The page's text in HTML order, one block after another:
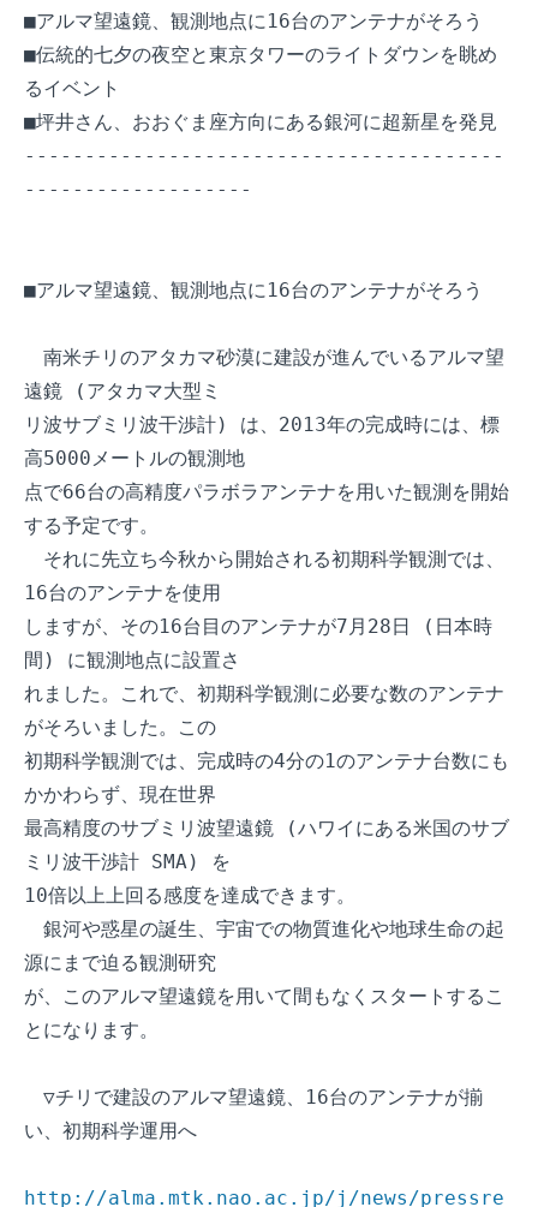
■アルマ望遠鏡、観測地点に16台のアンテナがそろう
■伝統的七夕の夜空と東京タワーのライトダウンを眺め
るイベント
■坪井さん、おおぐま座方向にある銀河に超新星を発見
----------------------------------------
-------------------
■アルマ望遠鏡、観測地点に16台のアンテナがそろう
南米チリのアタカマ砂漠に建設が進んでいるアルマ望
遠鏡 (アタカマ大型ミ
リ波サブミリ波干渉計) は、2013年の完成時には、標
高5000メートルの観測地
点で66台の高精度パラボラアンテナを用いた観測を開始
する予定です。
それに先立ち今秋から開始される初期科学観測では、
16台のアンテナを使用
しますが、その16台目のアンテナが7月28日 (日本時
間) に観測地点に設置さ
れました。これで、初期科学観測に必要な数のアンテナ
がそろいました。この
初期科学観測では、完成時の4分の1のアンテナ台数にも
かかわらず、現在世界
最高精度のサブミリ波望遠鏡 (ハワイにある米国のサブ
ミリ波干渉計 SMA) を
10倍以上上回る感度を達成できます。
銀河や惑星の誕生、宇宙での物質進化や地球生命の起
源にまで迫る観測研究
が、このアルマ望遠鏡を用いて間もなくスタートするこ
とになります。
▽チリで建設のアルマ望遠鏡、16台のアンテナが揃
い、初期科学運用へ
http://alma.mtk.nao.ac.jp/j/news/pressre